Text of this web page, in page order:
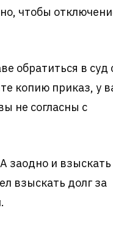
чтобы
обратиться в суд
копию приказ, у
не согласны с
заодно и взыскать
взыскать долг за